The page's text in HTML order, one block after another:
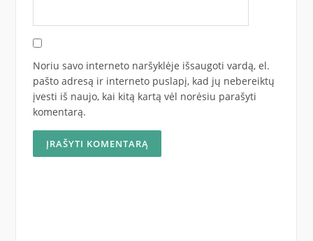
Noriu savo interneto naršyklėje išsaugoti vardą, el.
pašto adresą ir interneto puslapį, kad jų nebereiktų
įvesti iš naujo, kai kitą kartą vėl norėsiu parašyti
komentarą.